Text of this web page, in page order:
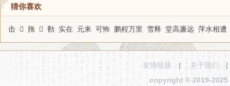
猜你喜欢
击 𦙂 胣 𨔼 勌 实在 元来 可怖 鹏程万里 雪释 堂高廉远 萍水相遭
友情链接 | 关于我们
copyright © 2019-2025